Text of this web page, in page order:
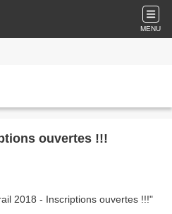
MENU
ouvertes !!!